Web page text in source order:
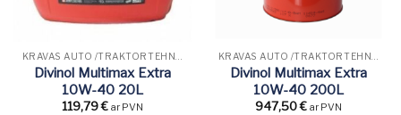
KRAVAS AUTO /TRAKTORTEHNIKAS EĻĻAS
Divinol Multimax Extra
10W-40 20L
119,79€ ar PVN
KRAVAS AUTO /TRAKTORTEHNIKAS EĻĻAS
Divinol Multimax Extra
10W-40 200L
947,50€ ar PVN